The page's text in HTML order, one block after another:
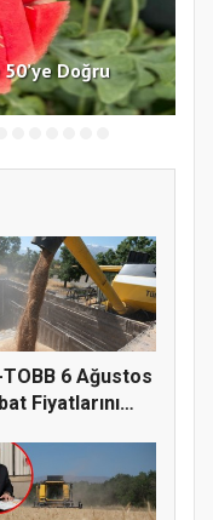
Doğru
6 Ağustos
Fiyatlarını